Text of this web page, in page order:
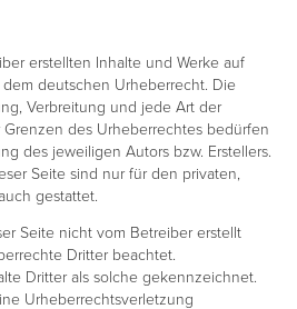
erstellten Inhalte und Werke auf
deutschen Urheberrecht. Die
Verbreitung und jede Art der
des Urheberrechtes bedürfen
des jeweiligen Autors bzw. Erstellers.
Seite sind nur für den privaten,
gestattet.
Seite nicht vom Betreiber erstellt
Dritter beachtet.
Dritter als solche gekennzeichnet.
Urheberrechtsverletzung